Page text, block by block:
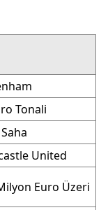
Tonali
United
Euro Üzeri